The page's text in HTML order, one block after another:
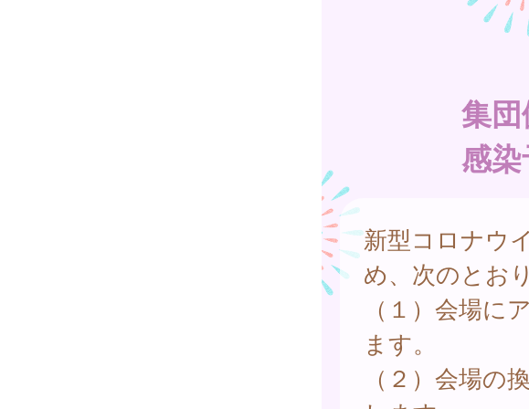
集
感
新型コロナウ
め、次のとお
（１）会場に
ます。
（２）会場の